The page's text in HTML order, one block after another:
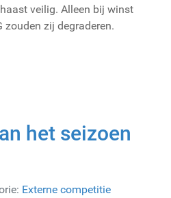
veilig. Alleen bij winst
zouden zij degraderen.
het seizoen
Externe competitie